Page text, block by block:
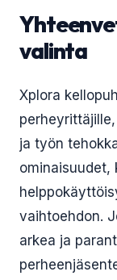
valinta
Xplora
ja työn
ominaisuudet,
vaihtoehdon.
arkea ja